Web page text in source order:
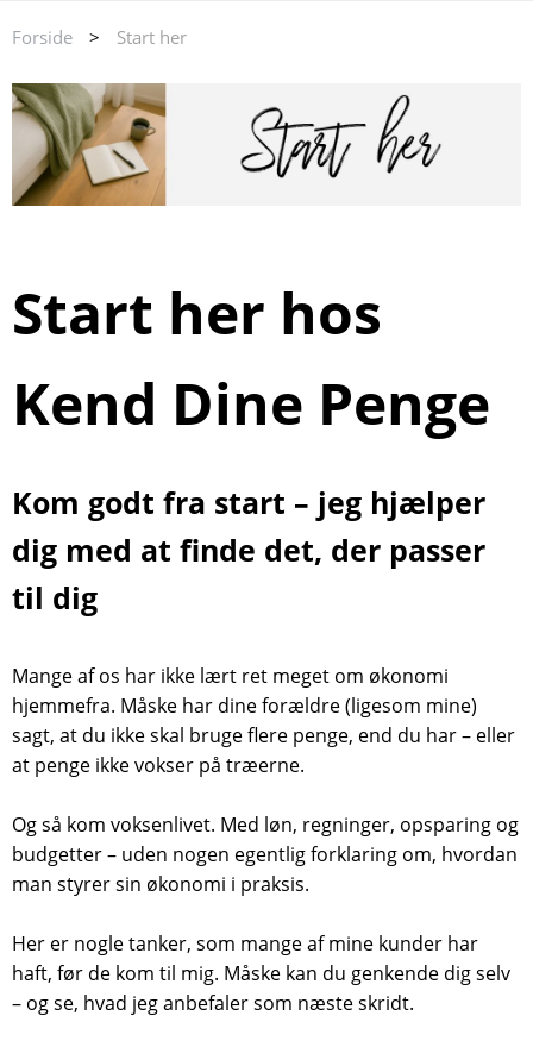
Forside > Start her
Start her hos
Kend Dine Penge
Kom godt fra start – jeg hjælper
dig med at finde det, der passer
til dig
Mange af os har ikke lært ret meget om økonomi
hjemmefra. Måske har dine forældre (ligesom mine)
sagt, at du ikke skal bruge flere penge, end du har – eller
at penge ikke vokser på træerne.
Og så kom voksenlivet. Med løn, regninger, opsparing og
budgetter – uden nogen egentlig forklaring om, hvordan
man styrer sin økonomi i praksis.
Her er nogle tanker, som mange af mine kunder har
haft, før de kom til mig. Måske kan du genkende dig selv
– og se, hvad jeg anbefaler som næste skridt.